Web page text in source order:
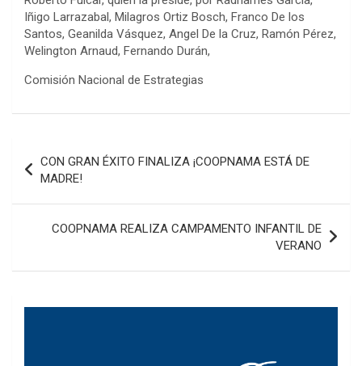
Iñigo Larrazabal, Milagros Ortiz Bosch, Franco De los
Santos, Geanilda Vásquez, Angel De la Cruz, Ramón Pérez,
Welington Arnaud, Fernando Durán,
Comisión Nacional de Estrategias
Navegación
de
entradas
CON GRAN ÉXITO FINALIZA ¡COOPNAMA ESTÁ DE
MADRE!
COOPNAMA REALIZA CAMPAMENTO INFANTIL DE
VERANO